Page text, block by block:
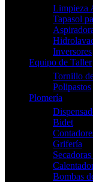
Limpieza
Tapasol
Inversores
Equipo de Taller
Tornillo
Polipastos
Plomería
Bidet
Grifería
Bombas